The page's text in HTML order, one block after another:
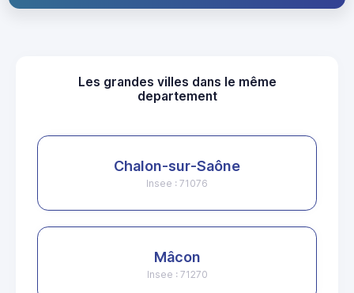
Les grandes villes dans le même
departement
Chalon-sur-Saône
Insee : 71076
Mâcon
Insee : 71270